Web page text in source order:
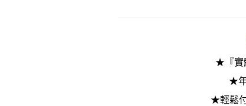
★『實
★
★輕鬆